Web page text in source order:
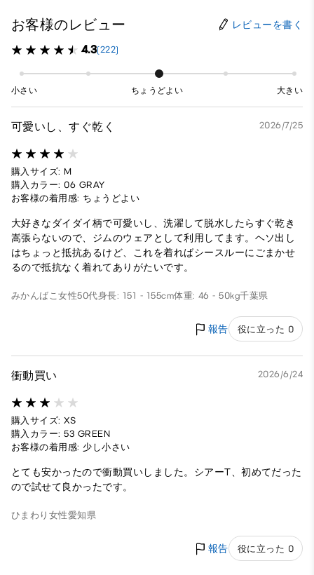
お客様のレビュー レビューを書く
4.3(222)
小さい ちょうどよい 大きい
可愛いし、すぐ乾く 2026/7/25
購入サイズ: M
購入カラー: 06 GRAY
お客様の着用感: ちょうどよい
大好きなダイダイ柄で可愛いし、洗濯して脱水したらすぐ乾き
嵩張らないので、ジムのウェアとして利用してます。ヘソ出し
はちょっと抵抗あるけど、これを着ればシースルーにごまかせ
るので抵抗なく着れてありがたいです。
みかんばこ女性50代身長: 151 - 155cm体重: 46 - 50kg千葉県
報告 役に立った 0
衝動買い 2026/6/24
購入サイズ: XS
購入カラー: 53 GREEN
お客様の着用感: 少し小さい
とても安かったので衝動買いしました。シアーT、初めてだった
ので試せて良かったです。
ひまわり 女性愛知県
報告 役に立った 0